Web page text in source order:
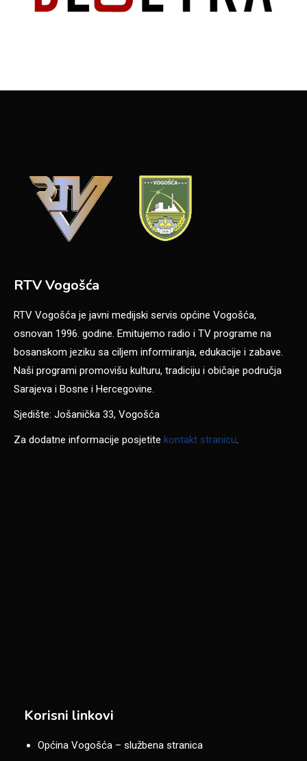
RTV Vogošća
RTV Vogošća je javni medijski servis općine Vogošća,
osnovan 1996. godine. Emitujemo radio i TV programe na
bosanskom jeziku sa ciljem informiranja, edukacije i zabave.
Naši programi promovišu kulturu, tradiciju i običaje područja
Sarajeva i Bosne i Hercegovine.
Sjedište: Jošanička 33, Vogošća
Za dodatne informacije posjetite kontakt stranicu.
Korisni linkovi
Općina Vogošća – službena stranica